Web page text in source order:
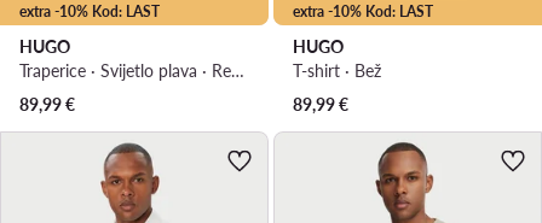
extra -10% Kod: LAST
HUGO
Traperice · Svijetlo plava · Regular Fit
89,99€
extra -10% Kod: LAST
HUGO
T-shirt · Bež
89,99€